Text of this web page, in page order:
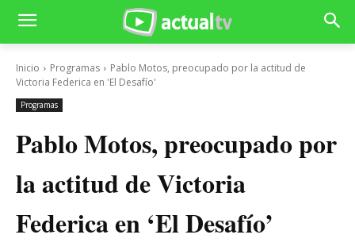
Inicio Programas
Pablo Motos, preocupado por la actitud de
Victoria Federica en 'El Desafío'
Programas
Pablo Motos, preocupado por
la actitud de Victoria
Federica en ‘El Desafío’